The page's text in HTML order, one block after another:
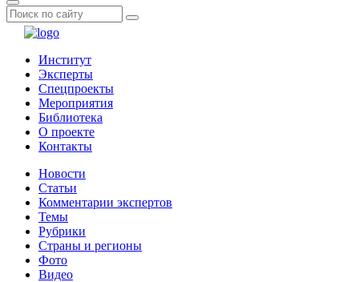
Институт
Эксперты
Спецпроекты
Мероприятия
Библиотека
О проекте
Контакты
Новости
Статьи
Комментарии экспертов
Темы
Рубрики
Страны и регионы
Фото
Видео